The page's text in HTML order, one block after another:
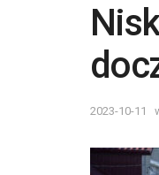
2023-10-11